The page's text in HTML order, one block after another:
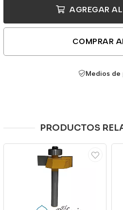
AGREGAR
COMPRAR
Medios de
PRODUCTOS